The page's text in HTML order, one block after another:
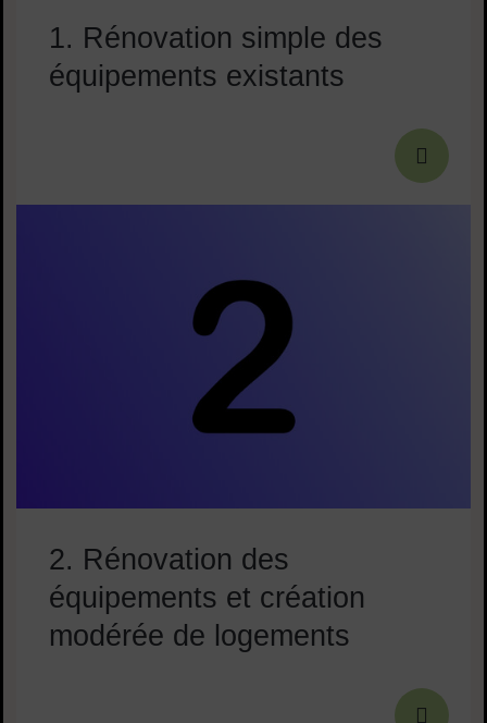
1. Rénovation simple des
équipements existants
2. Rénovation des
équipements et création
modérée de logements